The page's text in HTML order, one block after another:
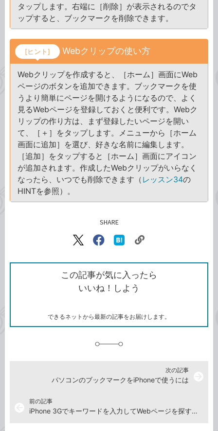
タップします。右端に［削除］が表示されるのでタ
ップすると、ブックマークを削除できます。
[ヒント] Webクリップの使い方
Webクリップを作成すると、［ホーム］画面にWeb
ページのボタンを追加できます。ブックマークを使
うより簡単にページを開けるようになるので、よく
見るWebページを登録しておくと便利です。Webク
リップの作り方は、まず登録したいページを開い
て、［＋］をタップします。メニューから［ホーム
画面に追加］を選び、好きな名前に編集します。
［追加］をタップすると［ホーム］画面にアイコン
が追加されます。作成したWebクリップがいらなく
なったら、いつでも削除できます（ レッスン34の
HINTを参照）。
SHARE
X（旧
で
シ
ェ
ア
Facebook
シ
ェ
ア
な
ブ
ッ
ク
ク
ク
を
コ
この記事が気に入ったら
いいね！しよう
できるネットから最新の記事をお届けします。
前の記事
iPhone 3Gでキーワードを入力してWebページを探すには
次の記事
パソコンのブックマークをiPhoneで使うには